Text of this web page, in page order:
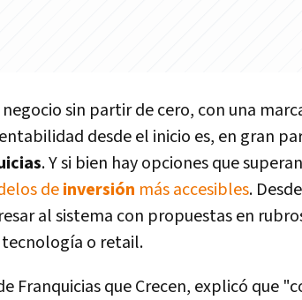
sin partir de cero, con una
desde el inicio es, en gran
. Y si bien hay opciones que
deinversión más accesibles.
al sistema con propuestas en
o retail.
Franquicias que Crecen, explicó que